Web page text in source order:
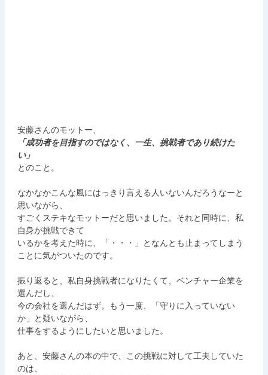
安藤さんのモットー、
「成功者を目指すのではなく、一生、挑戦者であり続けた
い」
とのこと。
なかなかこんな風にはっきり言える人いないんだろうなーと
思いながら、
すごくステキなモットーだと思いました。それと同時に、私
自身が挑戦できて
いるかを考えた時に、「・・・」となんとも止まってしまう
ことに気がついたのです。
振り返ると、私自身挑戦者になりたくて、ベンチャー企業を
選んだし、
今の会社を選んだはず。もう一度、「守りに入っていない
か」と疑いながら、
仕事をするようにしたいと思いました。
あと、安藤さんの本の中で、この挑戦に対して工夫していた
のは、